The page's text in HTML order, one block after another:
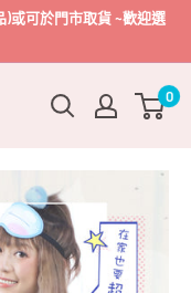
或可於門市取貨 ~歡迎選
0